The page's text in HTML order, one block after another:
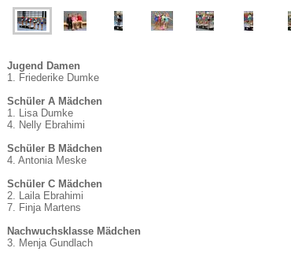
Jugend Damen
1. Friederike Dumke
Schüler A Mädchen
1. Lisa Dumke
4. Nelly Ebrahimi
Schüler B Mädchen
4. Antonia Meske
Schüler C Mädchen
2. Laila Ebrahimi
7. Finja Martens
Nachwuchsklasse Mädchen
3. Menja Gundlach